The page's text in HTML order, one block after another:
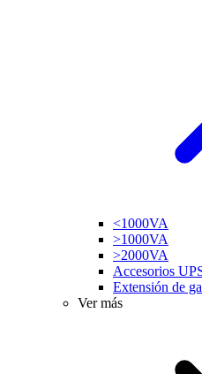
<1000VA
>1000VA
>2000VA
Accesorios
Extensión de
Ver más